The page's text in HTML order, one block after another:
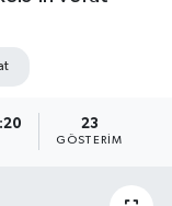
23
GÖSTERIM